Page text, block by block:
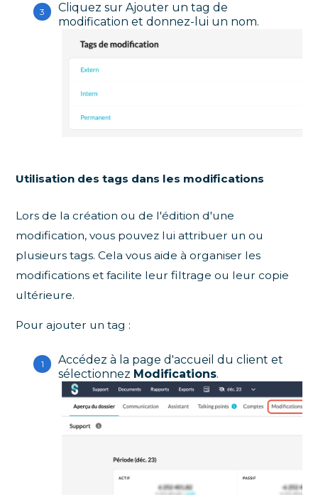
Cliquez sur Ajouter un tag de
modification et donnez-lui un nom.
Utilisation des tags dans les modifications
Lors de la création ou de l'édition d'une
modification, vous pouvez lui attribuer un ou
plusieurs tags. Cela vous aide à organiser les
modifications et facilite leur filtrage ou leur copie
ultérieure.
Pour ajouter un tag :
Accédez à la page d'accueil du client et
sélectionnez Modifications.